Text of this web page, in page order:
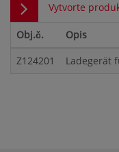
Vytvorte
Obj.č.
Opis
Z124201
Ladegerät